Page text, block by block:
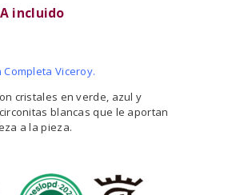
incluido
Completa Viceroy.
cristales en verde, azul y
blancas que le aportan
a la pieza.